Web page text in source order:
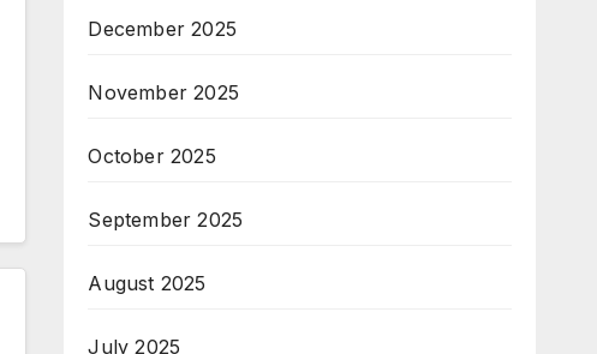
December 2025
November 2025
October 2025
September 2025
August 2025
July 2025